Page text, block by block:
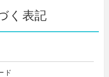
く表記
ド